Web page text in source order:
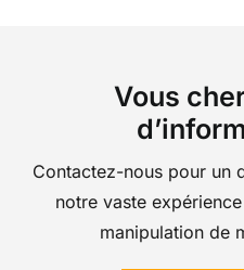
Vous
Contactez-nous pour un
notre vaste
manipulation de